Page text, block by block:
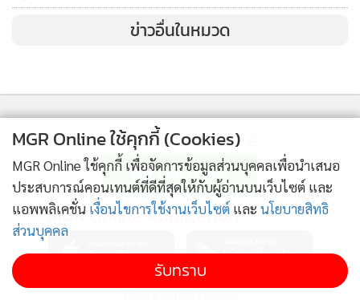
ข่าวอื่นในหมวด
ติดตามข่าวสารผ่านทาง LINE
MGR Online Application
MGR Online ใช้คุกกี้ (Cookies)
MGR Online ใช้คุกกี้ เพื่อจัดการข้อมูลส่วนบุคคลเพื่อนำเสนอ
ประสบการณ์คอนเทนต์ที่ดีที่สุดให้กับผู้อ่านบนเว็บไซต์ และ
แอพพลิเคชั่น เงื่อนไขการใช้งานเว็บไซต์ และ นโยบายสิทธิ
ส่วนบุคคล
รับทราบ